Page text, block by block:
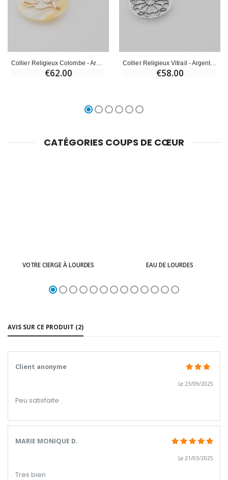
Collier Religieux Colombe - Argent & Nacre
€62.00
Collier Religieux Vitrail - Argent & Nacre
€58.00
CATÉGORIES COUPS DE CŒUR
VOTRE CIERGE À LOURDES EAU DE LOURDES
AVIS SUR CE PRODUIT (2)
Client anonyme
Le 23/09/2025
Peu satisfaite
MARIE MONIQUE D.
Le 21/03/2025
Tres bien